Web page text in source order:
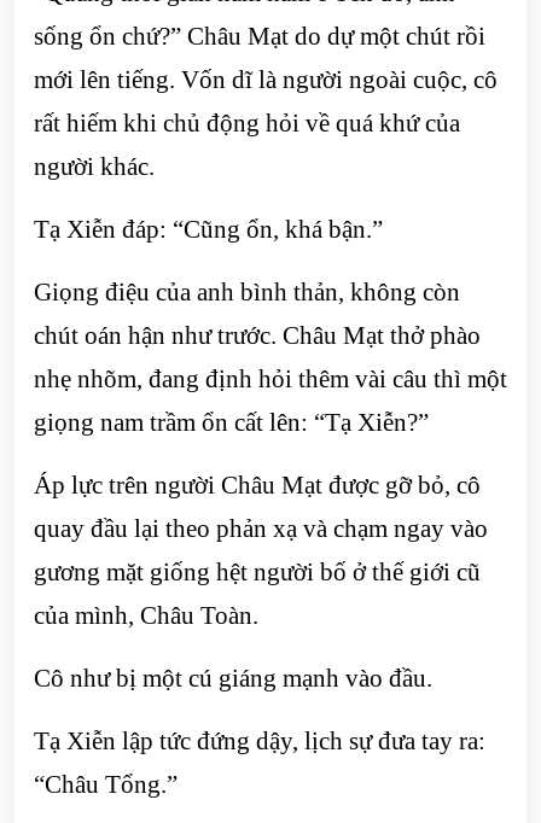
sống ổn chứ?” Châu Mạt do dự một chút rồi
mới lên tiếng. Vốn dĩ là người ngoài cuộc, cô
rất hiếm khi chủ động hỏi về quá khứ của
người khác.
Tạ Xiễn đáp: “Cũng ổn, khá bận.”
Giọng điệu của anh bình thản, không còn
chút oán hận như trước. Châu Mạt thở phào
nhẹ nhõm, đang định hỏi thêm vài câu thì một
giọng nam trầm ổn cất lên: “Tạ Xiễn?”
Áp lực trên người Châu Mạt được gỡ bỏ, cô
quay đầu lại theo phản xạ và chạm ngay vào
gương mặt giống hệt người bố ở thế giới cũ
của mình, Châu Toàn.
Cô như bị một cú giáng mạnh vào đầu.
Tạ Xiễn lập tức đứng dậy, lịch sự đưa tay ra:
“Châu Tổng.”